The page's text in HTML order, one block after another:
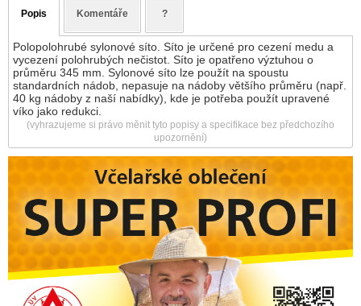
Popis Komentáře ?
Polopolohrubé sylonové síto. Síto je určené pro cezení medu a
vycezení polohrubých nečistot. Síto je opatřeno výztuhou o
průměru 345 mm. Sylonové síto lze použít na spoustu
standardních nádob, nepasuje na nádoby většího průměru (např.
40 kg nádoby z naší nabídky), kde je potřeba použít upravené
víko jako redukci.
(vyhrazujeme si právo měnit tyto popisy a specifikace bez předchozího
upozornění)